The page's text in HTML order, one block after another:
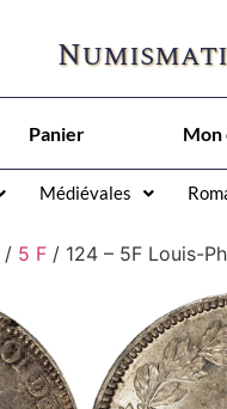
Panier Mon
Médiévales
/ 5 F / 124 – 5F Louis-